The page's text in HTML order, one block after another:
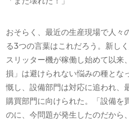
おそらく、最近の生産現場で人々
る3つの言葉はこれだろう。新し
スリッター機が稼働し始めて以来
損」は避けられない悩みの種とな
慨し、設備部門は対応に追われ、
購買部門に向けられた。「設備を
のに、今問題が発生したのだから